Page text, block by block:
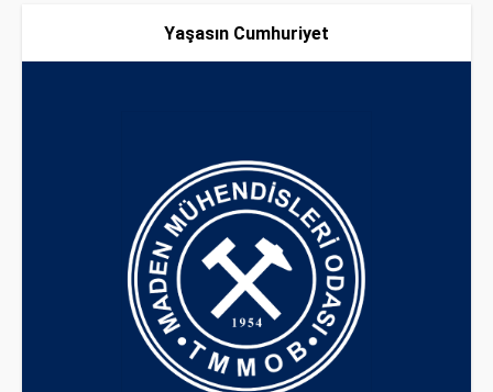
Yaşasın Cumhuriyet